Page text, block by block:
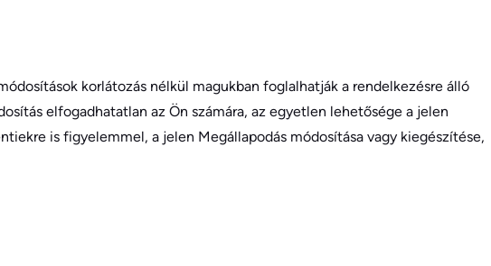
korlátozás nélkül magukban foglalhatják a rendelkezésre álló
elfogadhatatlan az Ön számára, az egyetlen lehetősége a jelen
is figyelemmel, a jelen Megállapodás módosítása vagy kiegészítése,